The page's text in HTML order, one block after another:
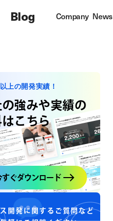
Blog Company News
上の開発実績！
強みや実績の
こちら
ぐダウンロード
開発に関するご質問など